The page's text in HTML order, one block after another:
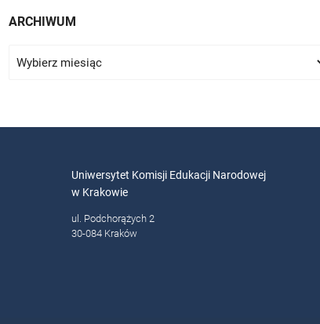
ARCHIWUM
Uniwersytet Komisji Edukacji Narodowej
w Krakowie
ul. Podchorążych 2
30-084 Kraków